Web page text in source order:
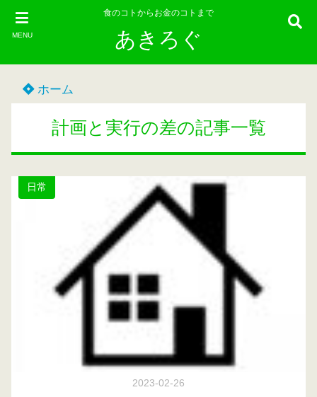
MENU
食のコトからお金のコトまで
あきろぐ
ホーム
計画と実行の差の記事一覧
日常
2023-02-26